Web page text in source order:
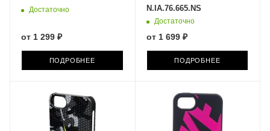
Достаточно
от 1 299 ₽
ПОДРОБНЕЕ
N.IA.76.665.NS
Достаточно
от 1 699 ₽
ПОДРОБНЕЕ